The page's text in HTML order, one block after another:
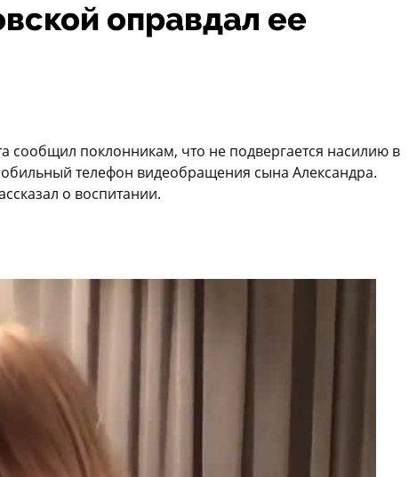
оправдал ее
сообщил поклонникам, что не подвергается насилию в
телефон видеобращения сына Александра.
о воспитании.